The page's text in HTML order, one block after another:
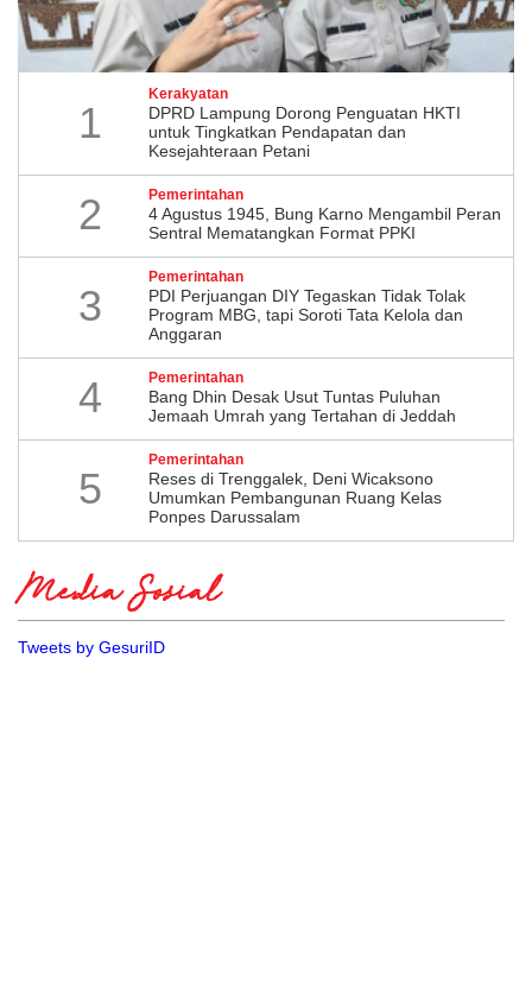
1
Kerakyatan
DPRD Lampung Dorong Penguatan HKTI
untuk Tingkatkan Pendapatan dan
Kesejahteraan Petani
2 Pemerintahan
4 Agustus 1945, Bung Karno Mengambil Peran
Sentral Mematangkan Format PPKI
3
Pemerintahan
PDI Perjuangan DIY Tegaskan Tidak Tolak
Program MBG, tapi Soroti Tata Kelola dan
Anggaran
4 Pemerintahan
Bang Dhin Desak Usut Tuntas Puluhan
Jemaah Umrah yang Tertahan di Jeddah
5
Pemerintahan
​Reses di Trenggalek, Deni Wicaksono
Umumkan Pembangunan Ruang Kelas
Ponpes Darussalam
Media Sosial
Tweets by GesuriID